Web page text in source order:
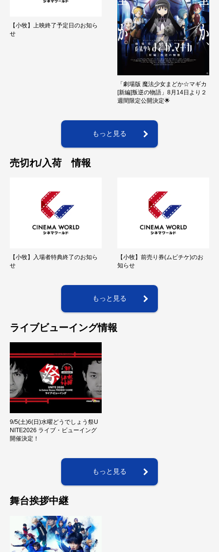
【小牧】上映終了予定日のお知ら
せ
「劇場版 魔法少女まどか☆マギカ
[新編]叛逆の物語」8月14日より２
週間限定公開決定🌟
もっと見る
売切れ/入荷 情報
【小牧】入場者特典終了のお知ら
せ
【小牧】前売り券(ムビチケ)のお
知らせ
もっと見る
ライブビューイング情報
9/5(土)6(日)水曜どうでしょう祭U
NITE2026 ライブ・ビューイング
開催決定！
もっと見る
舞台挨拶中継